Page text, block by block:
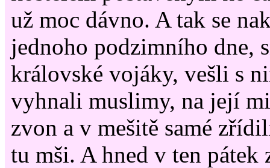
už moc dávno. A tak se
jednoho podzimního dne,
královské vojáky, vešli s
vyhnali muslimy, na její
zvon a v mešitě samé
tu mši. A hned v ten pátek